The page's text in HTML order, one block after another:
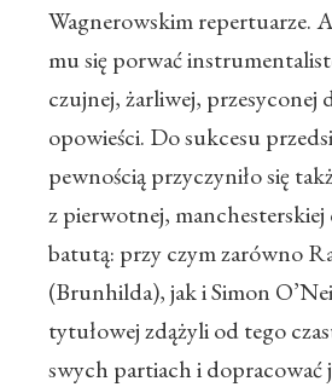
Wagnerowskim repertuarze.
mu się porwać
czujnej, żarliwej, przesyconej
opowieści. Do sukcesu
pewnością przyczyniło się
z pierwotnej,
batutą: przy czym zarówno
(Brunhilda), jak i Simon
tytułowej zdążyli od tego
swych partiach i dopracować